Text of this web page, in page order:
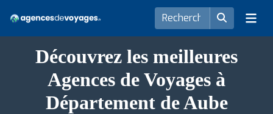
Découvrez les meilleures
Agences de Voyages à
Département de Aube